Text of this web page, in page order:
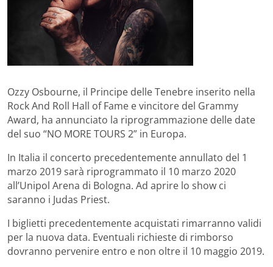
Ozzy Osbourne, il Principe delle Tenebre inserito nella
Rock And Roll Hall of Fame e vincitore del Grammy
Award, ha annunciato la riprogrammazione delle date
del suo “NO MORE TOURS 2” in Europa.
In Italia il concerto precedentemente annullato del 1
marzo 2019 sarà riprogrammato il 10 marzo 2020
all’Unipol Arena di Bologna. Ad aprire lo show ci
saranno i Judas Priest.
I biglietti precedentemente acquistati rimarranno validi
per la nuova data. Eventuali richieste di rimborso
dovranno pervenire entro e non oltre il 10 maggio 2019.